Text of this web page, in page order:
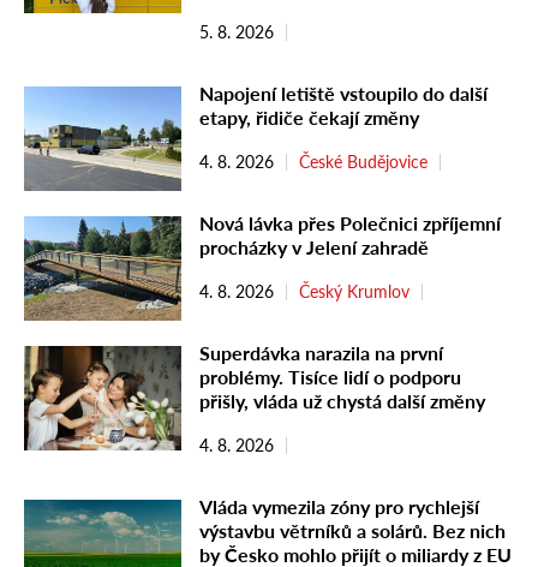
5. 8. 2026
Napojení letiště vstoupilo do další
etapy, řidiče čekají změny
4. 8. 2026 České Budějovice
Nová lávka přes Polečnici zpříjemní
procházky v Jelení zahradě
4. 8. 2026 Český Krumlov
Superdávka narazila na první
problémy. Tisíce lidí o podporu
přišly, vláda už chystá další změny
4. 8. 2026
Vláda vymezila zóny pro rychlejší
výstavbu větrníků a solárů. Bez nich
by Česko mohlo přijít o miliardy z EU